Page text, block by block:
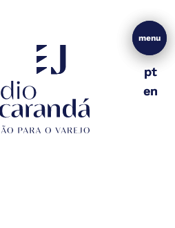
menu
pt
en
menu
pt
en